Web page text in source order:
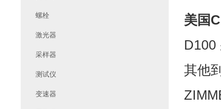
美国
D100
其他
螺栓
激光器
采样器
测试仪
变速器